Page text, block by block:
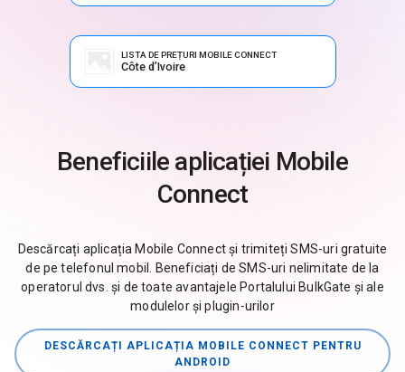
LISTA DE PREȚURI MOBILE CONNECT
Côte d’Ivoire
Beneficiile aplicației Mobile
Connect
Descărcați aplicația Mobile Connect și trimiteți SMS-uri gratuite
de pe telefonul mobil. Beneficiați de SMS-uri nelimitate de la
operatorul dvs. și de toate avantajele Portalului BulkGate și ale
modulelor și plugin-urilor
DESCĂRCAȚI APLICAȚIA MOBILE CONNECT PENTRU
ANDROID